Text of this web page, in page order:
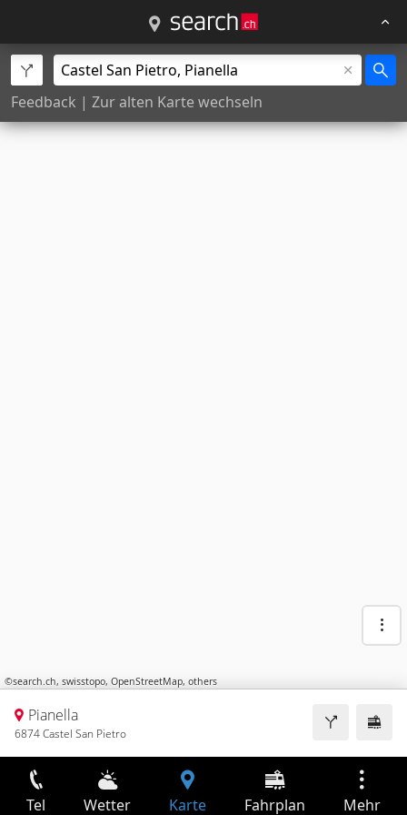
Feedback | Zur alten Karte wechseln
©search.ch, swisstopo, OpenStreetMap, others
Pianella
6874 Castel San Pietro
Tel Wetter Karte Fahrplan Mehr